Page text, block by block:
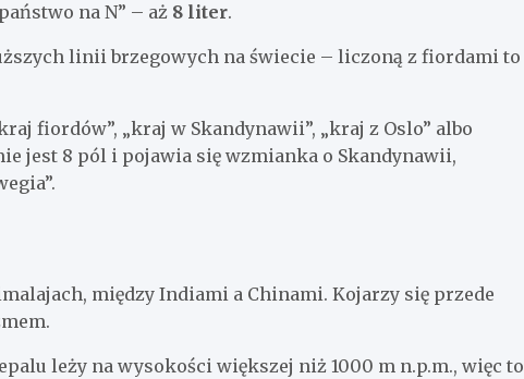
na N” – aż 8 liter.
linii brzegowych na świecie – liczoną z fiordami to
fiordów”, „kraj w Skandynawii”, „kraj z Oslo” albo
jest 8 pól i pojawia się wzmianka o Skandynawii,
między Indiami a Chinami. Kojarzy się przede
leży na wysokości większej niż 1000 m n.p.m., więc to